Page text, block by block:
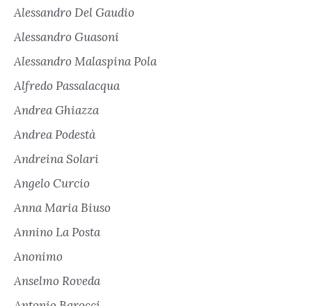
Alessandro Del Gaudio
Alessandro Guasoni
Alessandro Malaspina Pola
Alfredo Passalacqua
Andrea Ghiazza
Andrea Podestà
Andreina Solari
Angelo Curcio
Anna Maria Biuso
Annino La Posta
Anonimo
Anselmo Roveda